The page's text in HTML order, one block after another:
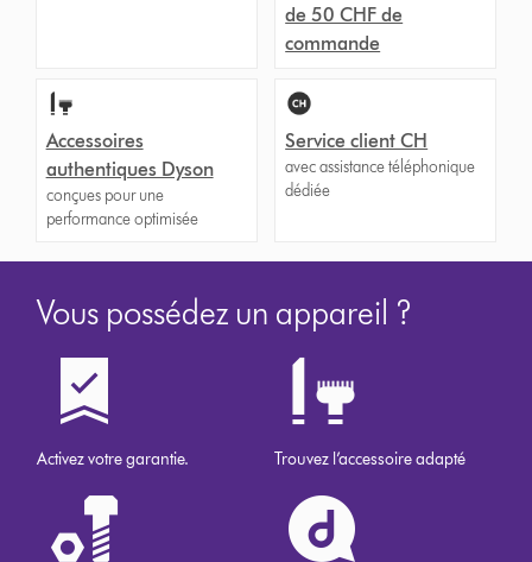
de 50 CHF de
commande
Accessoires
authentiques Dyson
conçues pour une
performance optimisée
Service client CH
avec assistance téléphonique
dédiée
Vous possédez un appareil ?
Activez votre garantie. Trouvez l’accessoire adapté